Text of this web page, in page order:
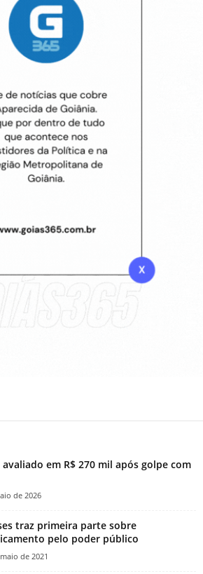
em R$ 270 mil após golpe com
de 2026
traz primeira parte sobre
pelo poder público
de 2021